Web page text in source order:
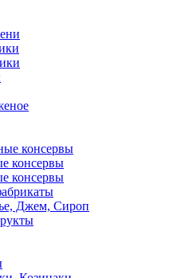
консервы
консервы
консервы
Джем, Сироп